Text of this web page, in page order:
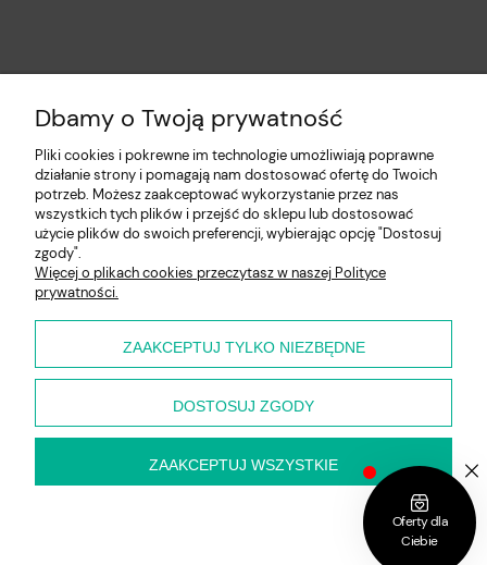
Pomoc
Moje konto
Płatności i dostawa
Dbamy o Twoją prywatność
Pliki cookies i pokrewne im technologie umożliwiają poprawne
działanie strony i pomagają nam dostosować ofertę do Twoich
potrzeb. Możesz zaakceptować wykorzystanie przez nas
wszystkich tych plików i przejść do sklepu lub dostosować
użycie plików do swoich preferencji, wybierając opcję "Dostosuj
zgody".
Więcej o plikach cookies przeczytasz w naszej Polityce
prywatności.
ZAAKCEPTUJ TYLKO NIEZBĘDNE
DOSTOSUJ ZGODY
ZAAKCEPTUJ WSZYSTKIE